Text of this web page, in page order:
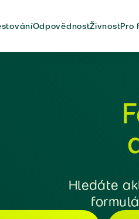
OdpovědnostŽivnostPro
Hledáte